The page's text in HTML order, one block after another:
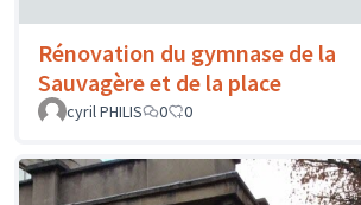
Rénovation du gymnase de la
Sauvagère et de la place
cyril PHILIS
0 0